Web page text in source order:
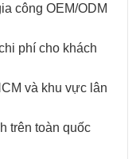
công OEM/ODM
phí cho khách
và khu vực lân
trên toàn quốc